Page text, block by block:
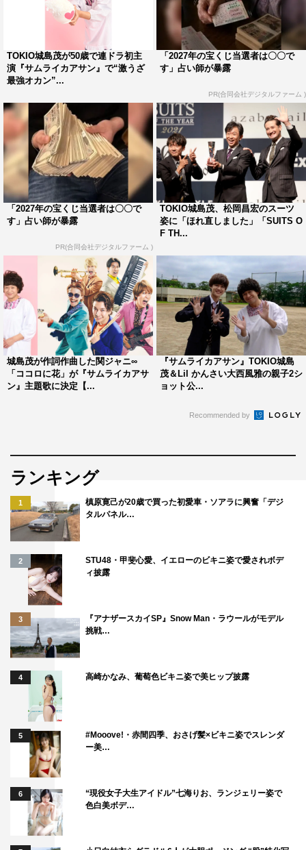
TOKIO城島茂が50歳で連ドラ初主
演『サムライカアサン』で“激うざ
最強オカン”...
「2027年の宝くじ当選者は〇〇で
す」占い師が暴露
PR(合同会社デジタルファーム )
「2027年の宝くじ当選者は〇〇で
す」占い師が暴露
PR(合同会社デジタルファーム )
TOKIO城島茂、松岡昌宏のスーツ
姿に「ほれ直しました」「SUITS O
F TH...
城島茂が作詞作曲した関ジャニ∞
「ココロに花」が『サムライカアサ
ン』主題歌に決定【...
『サムライカアサン』TOKIO城島
茂＆Lil かんさい大西風雅の親子2シ
ョット公...
Recommended by
ランキング
1
槙原寛己が20歳で買った初愛車・ソアラに興奮「デジ
タルパネル…
2
STU48・甲斐心愛、イエローのビキニ姿で愛されボデ
ィ披露
3
『アナザースカイSP』Snow Man・ラウールがモデル
挑戦…
4 高崎かなみ、葡萄色ビキニ姿で美ヒップ披露
5
#Mooove!・赤間四季、おさげ髪×ビキニ姿でスレンダ
ー美…
6
“現役女子大生アイドル”七海りお、ランジェリー姿で
色白美ボデ…